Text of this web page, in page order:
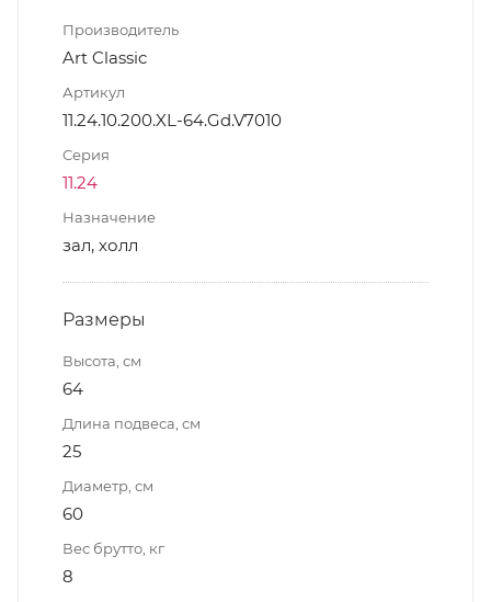
Производитель
Art Classic
Артикул
11.24.10.200.XL-64.Gd.V7010
Серия
11.24
Назначение
зал, холл
Размеры
Высота, см
64
Длина подвеса, см
25
Диаметр, см
60
Вес брутто, кг
8